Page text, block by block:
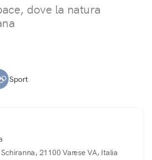
dove la natura
Sport
21100 Varese VA, Italia